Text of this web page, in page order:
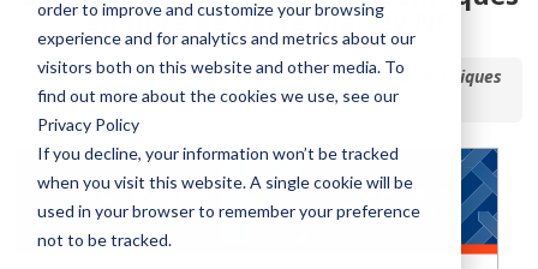
order to improve and customize your browsing
experience and for analytics and metrics about our
visitors both on this website and other media. To
find out more about the cookies we use, see our
Privacy Policy
If you decline, your information won’t be tracked
when you visit this website. A single cookie will be
used in your browser to remember your preference
not to be tracked.
en fibre de verre Marley NC
Accueil / Bibliothèque /Données et spécifications techniques
en fibre de verre Marley NC